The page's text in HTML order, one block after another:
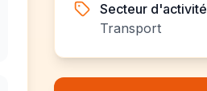
Secteur d'activité
Transport